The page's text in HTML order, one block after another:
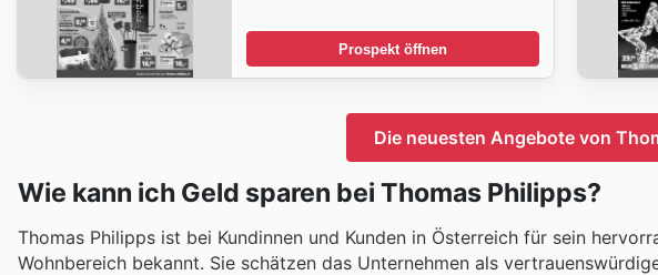
Prospekt öffnen
Die neuesten Angebote von
Wie kann ich Geld sparen bei Thomas Philipps?
Thomas Philipps ist bei Kundinnen und Kunden in Österreich für sein
Wohnbereich bekannt. Sie schätzen das Unternehmen als